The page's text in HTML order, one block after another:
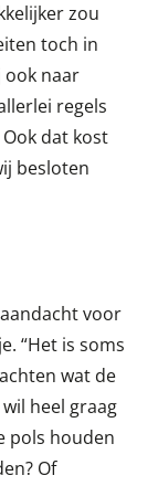
zou
toch in
ook naar
regels
dat kost
besloten
voor
“Het is soms
wat de
heel graag
pols houden
Of